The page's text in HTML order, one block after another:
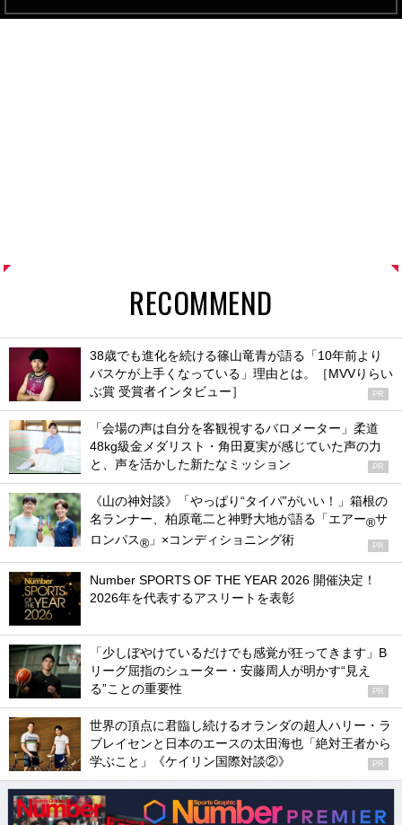
RECOMMEND
38歳でも進化を続ける篠山竜青が語る「10年前より
バスケが上手くなっている」理由とは。［MVVりらい
ぶ賞 受賞者インタビュー］
PR
「会場の声は自分を客観視するバロメーター」柔道
48kg級金メダリスト・角田夏実が感じていた声の力
と、声を活かした新たなミッション
PR
《山の神対談》「やっぱり“タイパ”がいい！」箱根の
名ランナー、柏原竜二と神野大地が語る「エアー®サ
ロンパス® 」×コンディショニング術 PR
Number SPORTS OF THE YEAR 2026 開催決定！
2026年を代表するアスリートを表彰
「少しぼやけているだけでも感覚が狂ってきます」B
リーグ屈指のシューター・安藤周人が明かす“見え
る”ことの重要性
PR
世界の頂点に君臨し続けるオランダの超人ハリー・ラ
ブレイセンと日本のエースの太田海也「絶対王者から
学ぶこと」《ケイリン国際対談②》
PR